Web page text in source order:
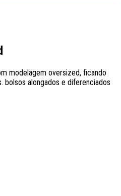
modelagem oversized, ficando
bolsos alongados e diferenciados